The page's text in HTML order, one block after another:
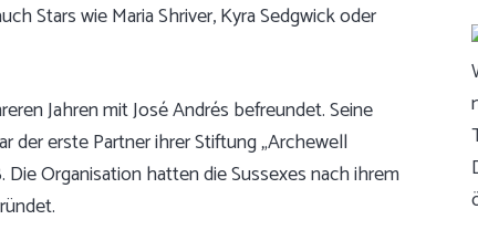
Stars wie Maria Shriver, Kyra Sedgwick oder
Jahren mit José Andrés befreundet. Seine
der erste Partner ihrer Stiftung „Archewell
Organisation hatten die Sussexes nach ihrem